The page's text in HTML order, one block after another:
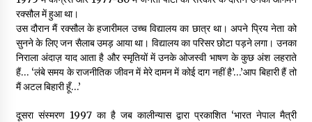
रक्सौल में हुआ था।
उस दौरान मैं रक्सौल के हजारीमल उच्च विद्यालय का छात्र था। अपने प्रिय नेता को
सुनने के लिए जन सैलाब उमड़ आया था। विद्यालय का परिसर छोटा पड़ने लगा। उनका
निराला अंदाज़ याद आता है और स्मृतियों में उनके ओजस्वी भाषण के कुछ अंश लहराते
हैं… ‘लंबे समय के राजनीतिक जीवन में मेरे दामन में कोई दाग नहीं है’…’आप बिहारी हैं तो
मैं अटल बिहारी हूँ…’
दूसरा संस्मरण 1997 का है जब कालीन्यास द्वारा प्रकाशित ‘भारत नेपाल मैत्री